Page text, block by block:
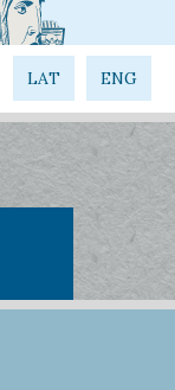
LAT ENG